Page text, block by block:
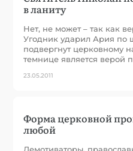
в ланиту
Нет, не может – так как
Угодник ударил Ария по
подвергнут церковному
темнице является верой
23.05.2011
Форма церковной
любой
Демотиваторы,